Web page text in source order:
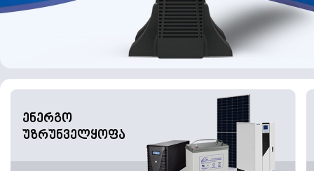
ენერგო
უზრუნველყოფა